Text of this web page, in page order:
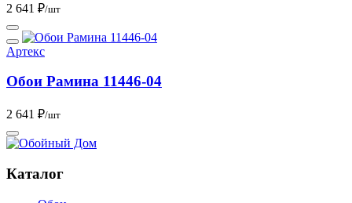
2 641 ₽/шт
Артекс
Обои Рамина 11446-04
2 641 ₽/шт
Каталог